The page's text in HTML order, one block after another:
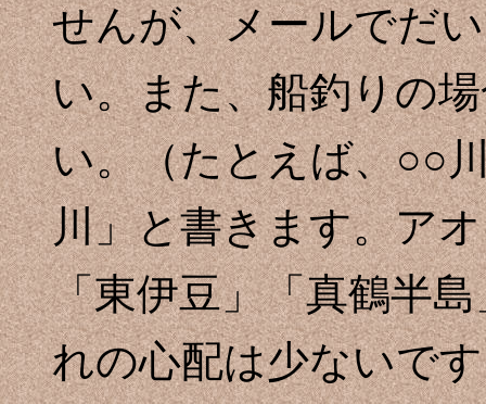
せんが、メールでだ
い。また、船釣りの
い。（たとえば、○○
川」と書きます。ア
「東伊豆」「真鶴半
れの心配は少ないで